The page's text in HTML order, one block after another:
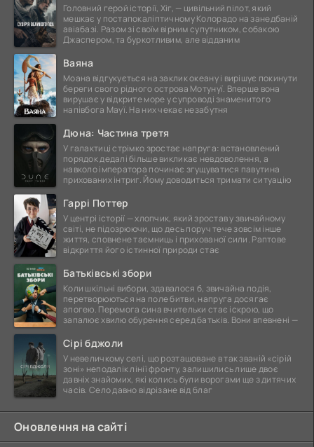
Головний герой історії, Хіг, — цивільний пілот, який
мешкає у постапокаліптичному Колорадо на занедбаній
авіабазі. Разом зі своїм вірним супутником, собакою
Джаспером, та буркотливим, але відданим
Ваяна
Моана відгукується на заклик океану і вирішує покинути
береги свого рідного острова Мотунуї. Вперше вона
вирушає у відкрите море у супроводі знаменитого
напівбога Мауї. На них чекає незабутня
Дюна: Частина третя
У галактиці стрімко зростає напруга: встановлений
порядок дедалі більше викликає невдоволення, а
навколо імператора починає згущуватися павутина
прихованих інтриг. Йому доводиться тримати ситуацію
Гаррі Поттер
У центрі історії — хлопчик, який зростав у звичайному
світі, не підозрюючи, що десь поруч тече зовсім інше
життя, сповнене таємниць і прихованої сили. Раптове
відкриття його істинної природи стає
Батьківські збори
Коли шкільні вибори, здавалося б, звичайна подія,
перетворюються на поле битви, напруга досягає
апогею. Перемога сина вчительки стає іскрою, що
запалює хвилю обурення серед батьків. Вони впевнені —
Сірі бджоли
У невеличкому селі, що розташоване в так званій «сірій
зоні» неподалік лінії фронту, залишились лише двоє
давніх знайомих, які колись були ворогами ще з дитячих
часів. Село давно відрізане від благ
Оновлення на сайті